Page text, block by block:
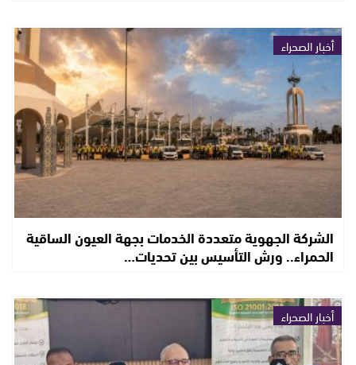
أخبار الصحراء
الشركة الجهوية متعددة الخدمات بجهة العيون الساقية
الحمراء.. ورش التأسيس بين تحديات…
أخبار الصحراء